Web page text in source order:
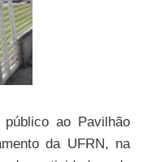
ao Pavilhão
da UFRN, na